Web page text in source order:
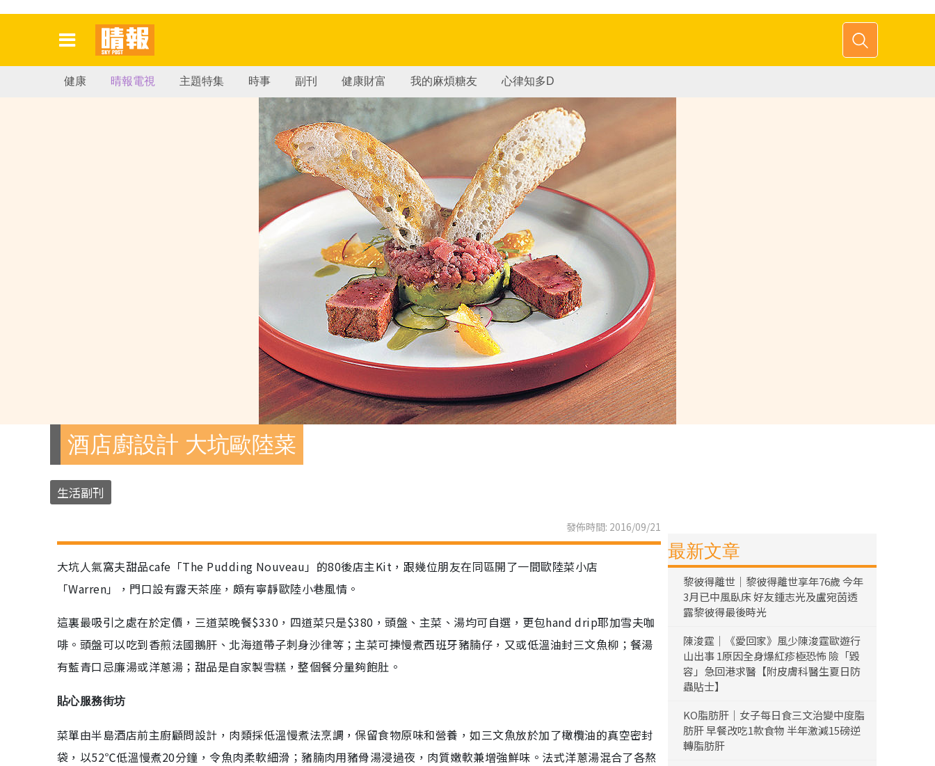
健康 晴報電視 主題特集 時事 副刊 健康財富 我的麻煩糖友 心律知多D
酒店廚設計 大坑歐陸菜
生活副刊
發佈時間: 2016/09/21
大坑人氣窩夫甜品cafe「The Pudding Nouveau」的80後店主Kit，跟幾位朋友在同區開了一間歐陸菜小店
「Warren」，門口設有露天茶座，頗有寧靜歐陸小巷風情。
這裏最吸引之處在於定價，三道菜晚餐$330，四道菜只是$380，頭盤、主菜、湯均可自選，更包hand drip耶加雪夫咖
啡。頭盤可以吃到香煎法國鵝肝、北海道帶子刺身沙律等；主菜可揀慢煮西班牙豬腩仔，又或低溫油封三文魚柳；餐湯
有藍青口忌廉湯或洋蔥湯；甜品是自家製雪糕，整個餐分量夠飽肚。
貼心服務街坊
菜單由半島酒店前主廚顧問設計，肉類採低溫慢煮法烹調，保留食物原味和營養，如三文魚放於加了橄欖油的真空密封
袋，以52℃低溫慢煮20分鐘，令魚肉柔軟細滑；豬腩肉用豬骨湯浸過夜，肉質嫩軟兼增強鮮味。法式洋蔥湯混合了各熬
最新文章
黎彼得離世｜黎彼得離世享年76歲 今年
3月已中風臥床 好友鍾志光及盧宛茵透
露黎彼得最後時光
陳浚霆｜《愛回家》風少陳浚霆歐遊行
山出事 1原因全身爆紅疹極恐怖 險「毀
容」急回港求醫【附皮膚科醫生夏日防
蟲貼士】
KO脂肪肝｜女子每日食三文治變中度脂
肪肝 早餐改吃1款食物 半年激減15磅逆
轉脂肪肝